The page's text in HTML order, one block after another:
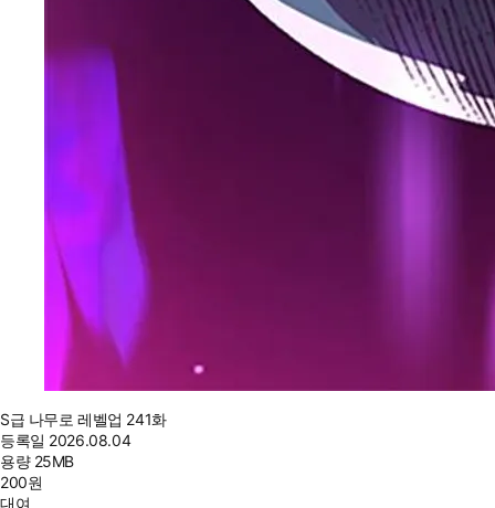
S급 나무로 레벨업 241화
등록일 2026.08.04
용량 25MB
200원
대여